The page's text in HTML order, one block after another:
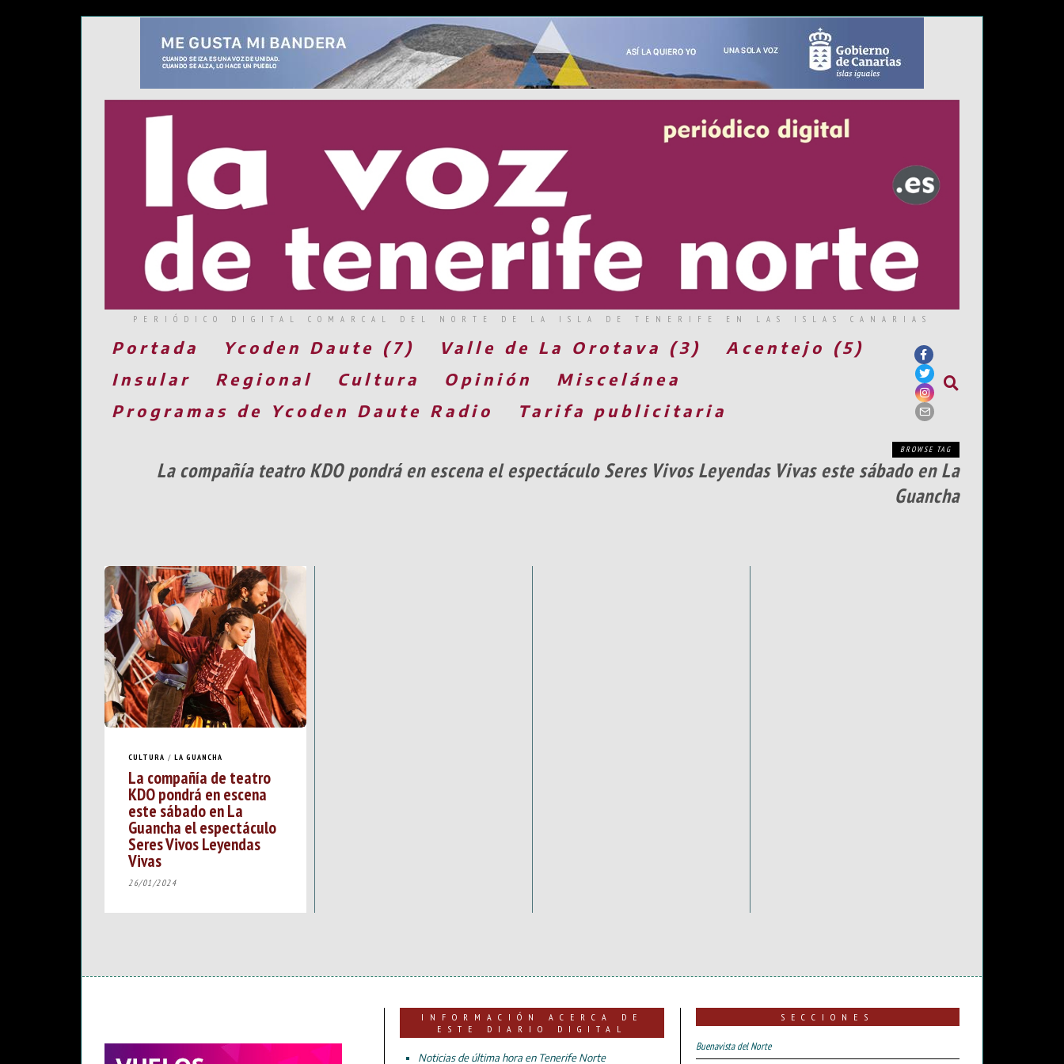
PERIÓDICO DIGITAL COMARCAL DEL NORTE DE LA ISLA DE TENERIFE EN LAS ISLAS CANARIAS
Portada Ycoden Daute (7) Valle de La Orotava (3)
Acentejo (5)
Insular
Regional Cultura Opinión
Miscelánea
Programas de Ycoden Daute Radio
Tarifa publicitaria
BROWSE TAG
La compañía teatro KDO pondrá en escena el espectáculo Seres Vivos Leyendas Vivas este sábado en La
Guancha
CULTURA / LA GUANCHA
La compañía de teatro
KDO pondrá en escena
este sábado en La
Guancha el espectáculo
Seres Vivos Leyendas
Vivas
26/01/2024
INFORMACIÓN ACERCA DE
ESTE DIARIO DIGITAL
Noticias de última hora en Tenerife Norte
SECCIONES
Buenavista del Norte